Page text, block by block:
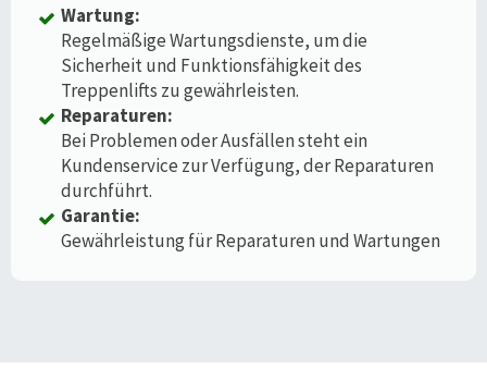
Wartung:
Regelmäßige Wartungsdienste, um die
Sicherheit und Funktionsfähigkeit des
Treppenlifts zu gewährleisten.
Reparaturen:
Bei Problemen oder Ausfällen steht ein
Kundenservice zur Verfügung, der Reparaturen
durchführt.
Garantie:
Gewährleistung für Reparaturen und Wartungen